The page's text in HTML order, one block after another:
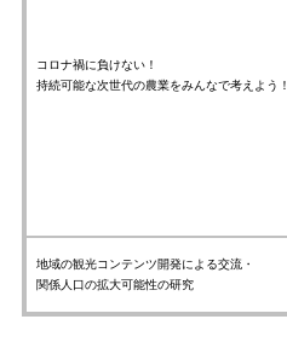
コロナ禍に負けない！
持続可能な次世代の農業をみんなで考えよう！
地域の観光コンテンツ開発による交流・
関係人口の拡大可能性の研究